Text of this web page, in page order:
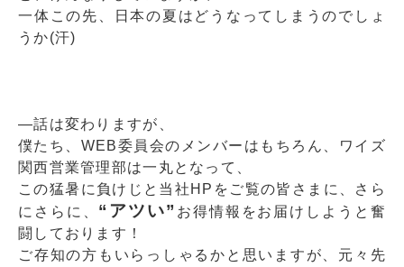
一体この先、日本の夏はどうなってしまうのでしょ
うか(汗)
―話は変わりますが、
僕たち、WEB委員会のメンバーはもちろん、ワイズ
関西営業管理部は一丸となって、
この猛暑に負けじと当社HPをご覧の皆さまに、さら
にさらに、 “アツい” お得情報をお届けしようと奮
闘しております！
ご存知の方もいらっしゃるかと思いますが、元々先